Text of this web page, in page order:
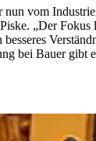
vom
„Der
bei Bauer gibt